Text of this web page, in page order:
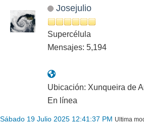
Josejulio
Supercélula
Mensajes: 5,194
Ubicación: Xunqueira de
En línea
Sábado 19 Julio 2025 12:41:37 PM Ultima